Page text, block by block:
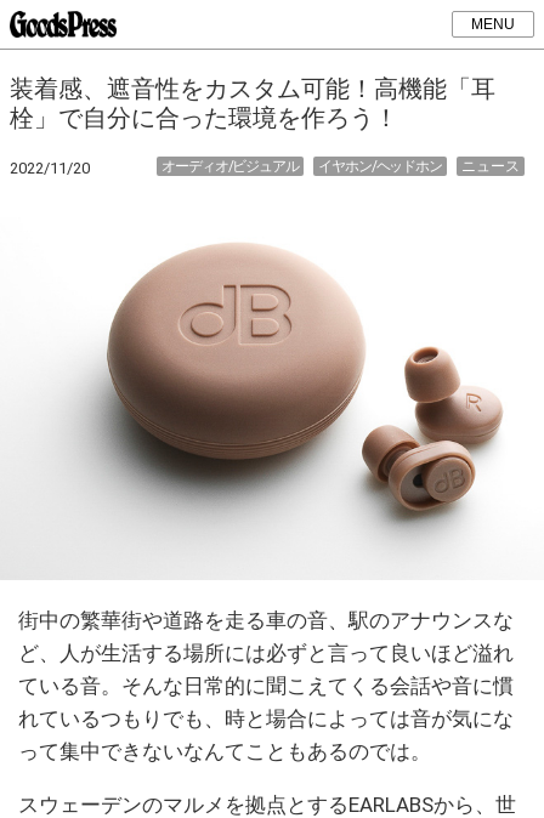
MENU
装着感、遮音性をカスタム可能！高機能「耳
栓」で自分に合った環境を作ろう！
2022/11/20 ニュース
イヤホン/ヘッドホン
オーディオ/ビジュアル
街中の繁華街や道路を走る車の音、駅のアナウンスな
ど、人が生活する場所には必ずと言って良いほど溢れ
ている音。そんな日常的に聞こえてくる会話や音に慣
れているつもりでも、時と場合によっては音が気にな
って集中できないなんてこともあるのでは。
スウェーデンのマルメを拠点とするEARLABSから、世